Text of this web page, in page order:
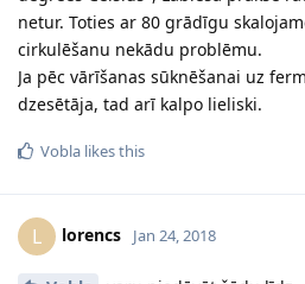
netur. Toties ar 80 grādīgu
cirkulēšanu nekādu problēmu.
Ja pēc vārīšanas sūknēšanai uz
dzesētāja, tad arī kalpo lieliski.
Vobla likes this
L lorencs Jan 24, 2018